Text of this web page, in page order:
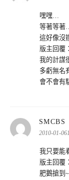
嘿嘿…
等著等著
這好像沒
版主回覆
我的計謀
多虧無名
會不會有
SMCBS
2010-01-
我只要能
版主回覆
肥鵝搶到